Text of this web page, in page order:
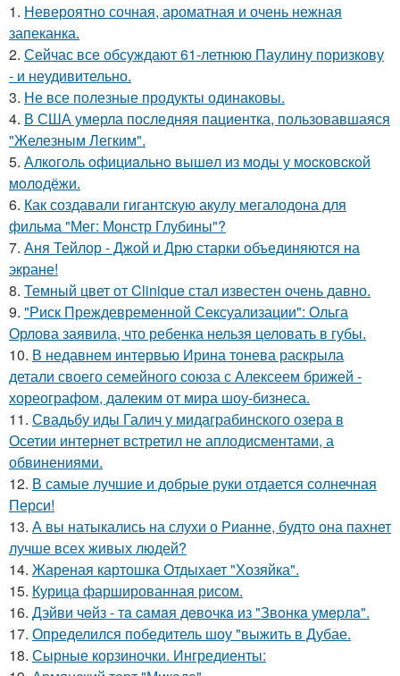
1. Невероятно сочная, ароматная и очень нежная
запеканка.
2. Сейчас все обсуждают 61-летнюю Паулину поризкову
- и неудивительно.
3. Не все полезные продукты одинаковы.
4. В США умерла последняя пациентка, пользовавшаяся
"Железным Легким".
5. Алкoгoль oфициaльнo вышeл из мoды у мocкoвcкoй
мoлoдёжи.
6. Как создавали гигантскую акулу мегалодона для
фильма "Мег: Монстр Глубины"?
7. Аня Тейлор - Джой и Дрю старки объединяются на
экране!
8. Темный цвет от Clinique стал известен очень давно.
9. "Риск Преждевременной Сексуализации": Ольга
Орлова заявила, что ребенка нельзя целовать в губы.
10. В недавнем интервью Ирина тонева раскрыла
детали своего семейного союза с Алексеем брижей -
хореографом, далеким от мира шоу-бизнеса.
11. Свадьбу иды Галич у мидаграбинского озера в
Осетии интернет встретил не аплодисментами, а
обвинениями.
12. В самые лучшие и добрые руки отдается солнечная
Перси!
13. А вы натыкались на слухи о Рианне, будто она пахнет
лучше всех живых людей?
14. Жареная картошка Отдыхает "Хозяйка".
15. Курица фаршированная рисом.
16. Дэйви чeйз - тa caмaя дeвoчкa из "Звoнкa умepлa".
17. Определился победитель шоу "выжить в Дубае.
18. Сырные корзиночки. Ингредиенты: